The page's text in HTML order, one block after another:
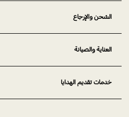
الشحن والإرجاع
العناية والصيانة
خدمات تقديم الهدايا